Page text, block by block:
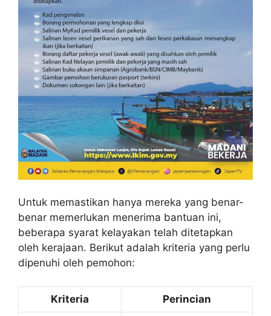
Untuk memastikan hanya mereka yang benar-
benar memerlukan menerima bantuan ini,
beberapa syarat kelayakan telah ditetapkan
oleh kerajaan. Berikut adalah kriteria yang perlu
dipenuhi oleh pemohon:
Kriteria Perincian